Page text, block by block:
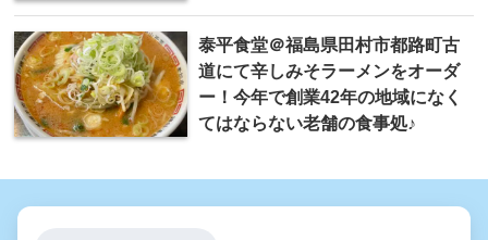
泰平食堂＠福島県田村市都路町古
道にて辛しみそラーメンをオーダ
ー！今年で創業42年の地域になく
てはならない老舗の食事処♪